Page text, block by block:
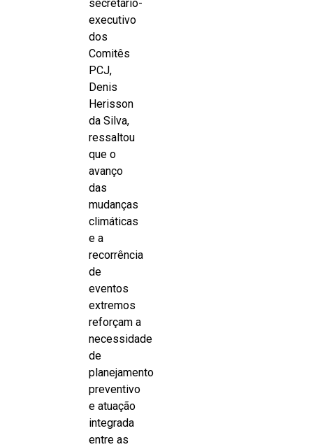
secretário-
executivo
dos
Comitês
PCJ,
Denis
Herisson
da Silva,
ressaltou
que o
avanço
das
mudanças
climáticas
e a
recorrência
de
eventos
extremos
reforçam a
necessidade
de
planejamento
preventivo
e atuação
integrada
entre as